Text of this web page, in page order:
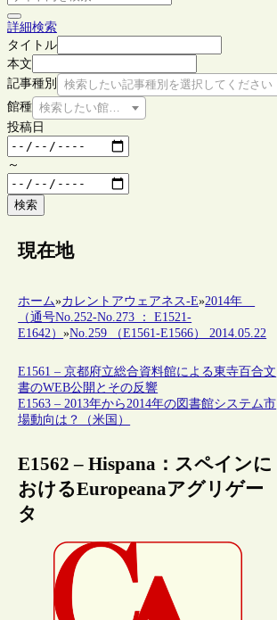
詳細検索
タイトル
本文
記事種別
検索したい記事種別を選択してください
館種 検索したい館種を選択してください
投稿日
～
検索
現在地
ホーム»カレントアウェアネス-E»2014年
（通号No.252-No.273 ： E1521-
E1642）»No.259 （E1561-E1566） 2014.05.22
E1561 – 京都府立総合資料館による東寺百合文
書のWEB公開とその反響
E1563 – 2013年から2014年の図書館システム市
場動向は？（米国）
E1562 – Hispana：スペインに
おけるEuropeanaアグリゲー
タ